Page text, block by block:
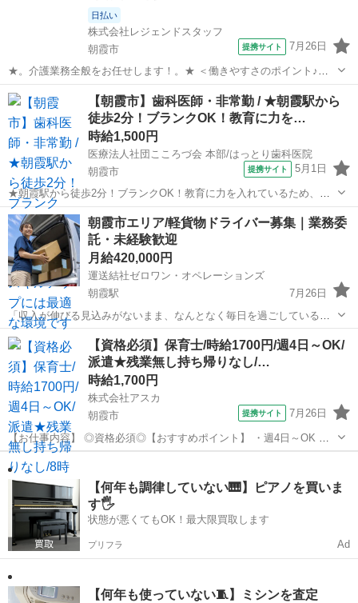
日払い
株式会社レジェンドスタッフ
朝霞市
提携サイト 7月26日
★。介護業務全般をお任せします！。★ ＜働きやすさのポイント♪＞
◎週2日～OK ◎平日のみ・曜日固定OK ◎日勤のみ／夜勤のみ選択可
◎残業ほぼなし 介護業務をお任せします！ ・食事、入浴、トイレなど
の日常生活の介助 ...
埼玉 介護
【朝霞市】歯科医師・非常勤 / ★朝霞駅から
徒歩2分！ブランクOK！教育に力を…
時給1,500円
医療法人社団こころづ会 本部/はっとり歯科医院
朝霞市
提携サイト 5月1日
★朝霞駅から徒歩2分！ブランクOK！教育に力を入れているため、ス
キルアップには最適な環境です★ 時給： 1,500円~5,000円 アクセス：
東上線 朝霞 徒歩2分 オススメコメント ●朝霞駅から徒歩2分です。マ
イカー...
埼玉 朝霞市 その他
朝霞市エリア/軽貨物ドライバー募集｜業務委
託・未経験歓迎
月給420,000円
運送結社ゼロワン・オペレーションズ
朝霞駅
7月26日
「収入が伸びる見込みがないまま、なんとなく毎日を過ごしている」
——そんな感覚に心当たりはありませんか。 埼玉県朝霞市エリアを中
心に軽貨物配送ドライバーを募集しています。 ■仕事内容 軽自動車(軽
貨物車両)を使用した...
埼玉 朝霞駅 ドライバー 貨物
【資格必須】保育士/時給1700円/週4日～OK/
派遣★残業無し持ち帰りなし/…
時給1,700円
株式会社アスカ
朝霞市
提携サイト 7月26日
【お仕事内容】 ◎資格必須◎【おすすめポイント】 ・週4日～OK ・
日勤 未経験ブランクOK ・残業なし持ち帰りなし 【勤務条件】 ・8
時30分～17時15分 ・派遣 【お仕事内容】 クラスの複数担任のおひと
り ＊残業...
埼玉 朝霞市
【何年も調律していない🎹】ピアノを買いま
す🖐️
状態が悪くてもOK！最大限買取します
プリフラ Ad
【何年も使っていない🧵】ミシンを査定